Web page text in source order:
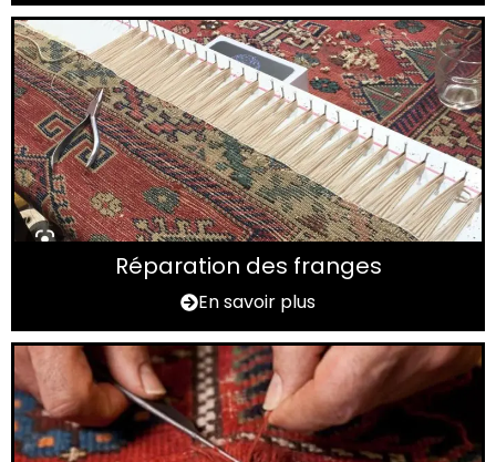
Réparation des franges
En savoir plus